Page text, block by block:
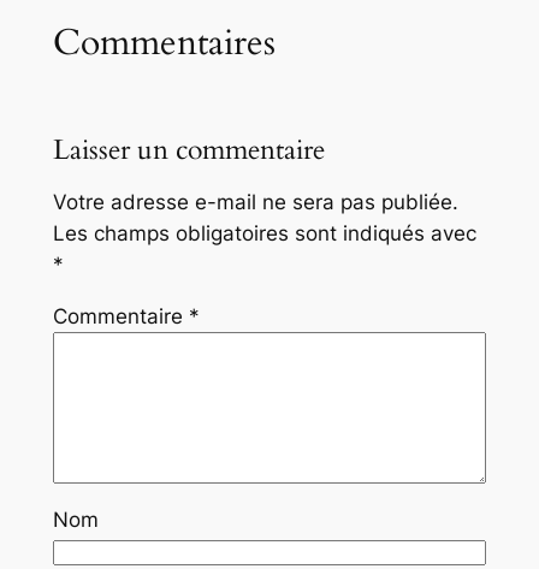
Commentaires
Laisser un commentaire
Votre adresse e-mail ne sera pas publiée.
Les champs obligatoires sont indiqués avec
*
Commentaire *
Nom